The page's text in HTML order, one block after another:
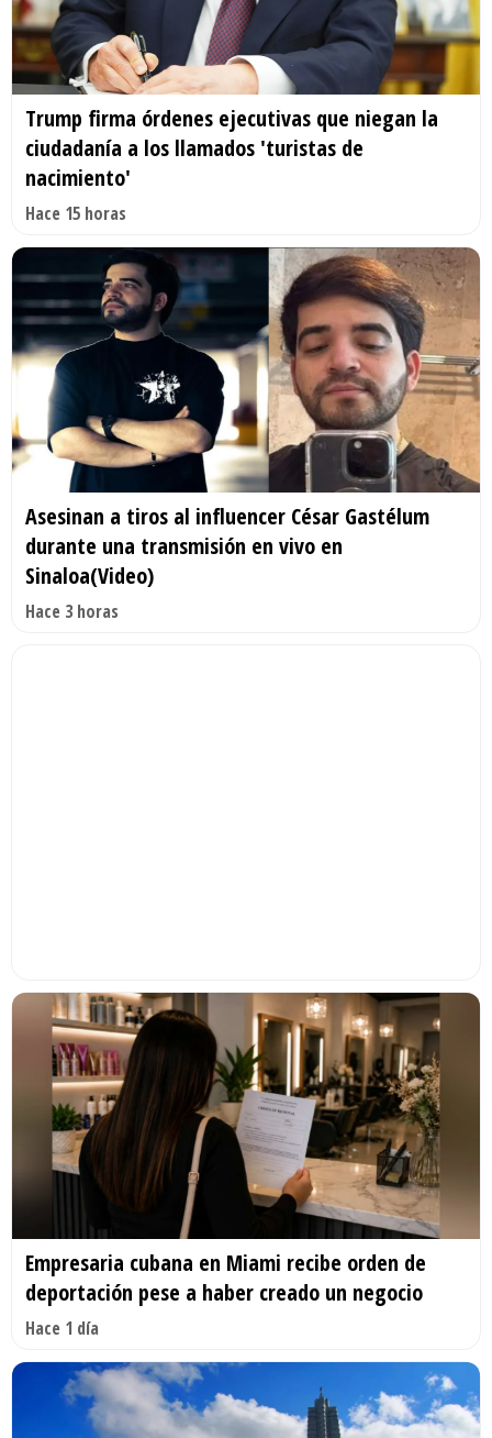
Trump firma órdenes ejecutivas que niegan la
ciudadanía a los llamados 'turistas de
nacimiento'
Hace 15 horas
Asesinan a tiros al influencer César Gastélum
durante una transmisión en vivo en
Sinaloa(Video)
Hace 3 horas
Empresaria cubana en Miami recibe orden de
deportación pese a haber creado un negocio
Hace 1 día